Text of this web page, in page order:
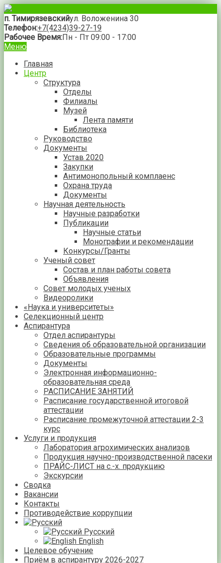
п. Тимирязевскийул. Воложенина 30
Телефон:+7(4234)39-27-19
Рабочее Время:Пн - Пт 09:00 - 17:00
Меню
Главная
Центр
Структура
Отделы
Филиалы
Музей
Лента памяти
Библиотека
Руководство
Документы
Устав 2020
Закупки
Антимонопольный комплаенс
Охрана труда
Документы
Научная деятельность
Научные разработки
Публикации
Научные статьи
Монографии и рекомендации
Конкурсы/Гранты
Ученый совет
Состав и план работы совета
Объявления
Совет молодых ученых
Видеоролики
«Наука и университеты»
Селекционный центр
Аспирантура
Отдел аспирантуры
Сведения об образовательной организации
Образовательные программы
Документы
Электронная информационно-
образовательная среда
РАСПИСАНИЕ ЗАНЯТИЙ
Расписание государственной итоговой
аттестации
Расписание промежуточной аттестации 2-3
курс
Услуги и продукция
Лаборатория агрохимических анализов
Продукция научно-производственной пасеки
ПРАЙС-ЛИСТ на с.-х. продукцию
Экскурсии
Сводка
Вакансии
Контакты
Противодействие коррупции
Русский
English
Целевое обучение
Приём в аспирантуру 2026-2027